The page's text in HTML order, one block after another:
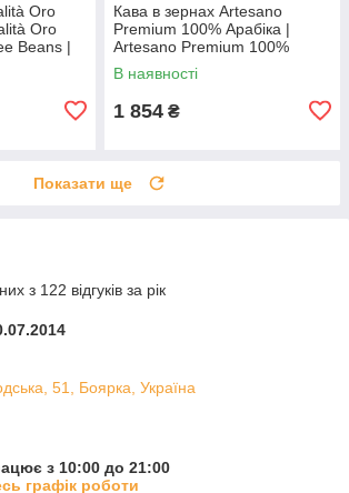
Oro
Oro
Beans |
|
Кава в зернах Artesano
Premium 100% Арабіка |
Artesano Premium 100%
Arabica | Іспанія | Café Barsel
| 1 кг | smooth premium Во3
В наявності
1 854 ₴
Показати ще
з 122 відгуків за рік
51, Боярка, Україна
з 10:00 до 21:00
графік роботи